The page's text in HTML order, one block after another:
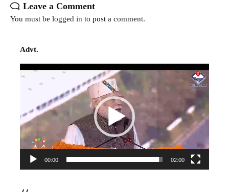
Leave a Comment
You must be logged in to post a comment.
Advt.
Video
00:00 02:00